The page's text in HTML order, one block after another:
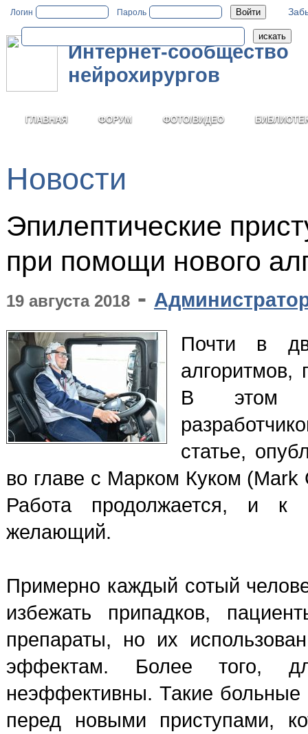
Логин Пароль
Интернет-сообщество
нейрохирургов
ГЛАВНАЯ ФОРУМ ФОТО/ВИДЕО
Новости
Эпилептические
при помощи нового
19 августа 2018 -
Почти в
алгоритмов,
В этом
статье,
во главе с Марком Куком (Mark
Работа продолжается, и к
желающий.
Примерно каждый сотый
избежать припадков,
препараты, но их
эффектам. Более того,
неэффективны. Такие
перед новыми приступами,